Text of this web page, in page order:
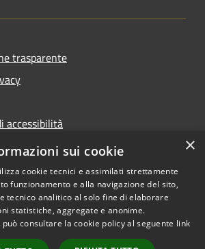
trasparente
accessibilità
accessibilità App Municipium
Copyright © 2026 • Comune di
Falcade • Powered by
×
sui cookie
cookie tecnici e assimilati strettamente
funzionamento e alla navigazione del sito,
tecnico analitico al solo fine di elaborare
statistiche, aggregate e anonime.
consultare la cookie policy al seguente link